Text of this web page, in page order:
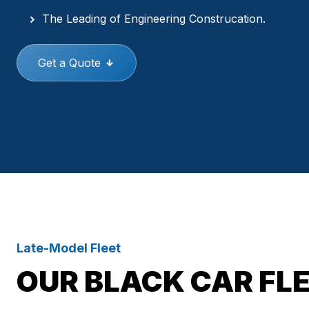
The Leading of Engineering Construcation.
Get a Quote
Late-Model Fleet
OUR BLACK CAR